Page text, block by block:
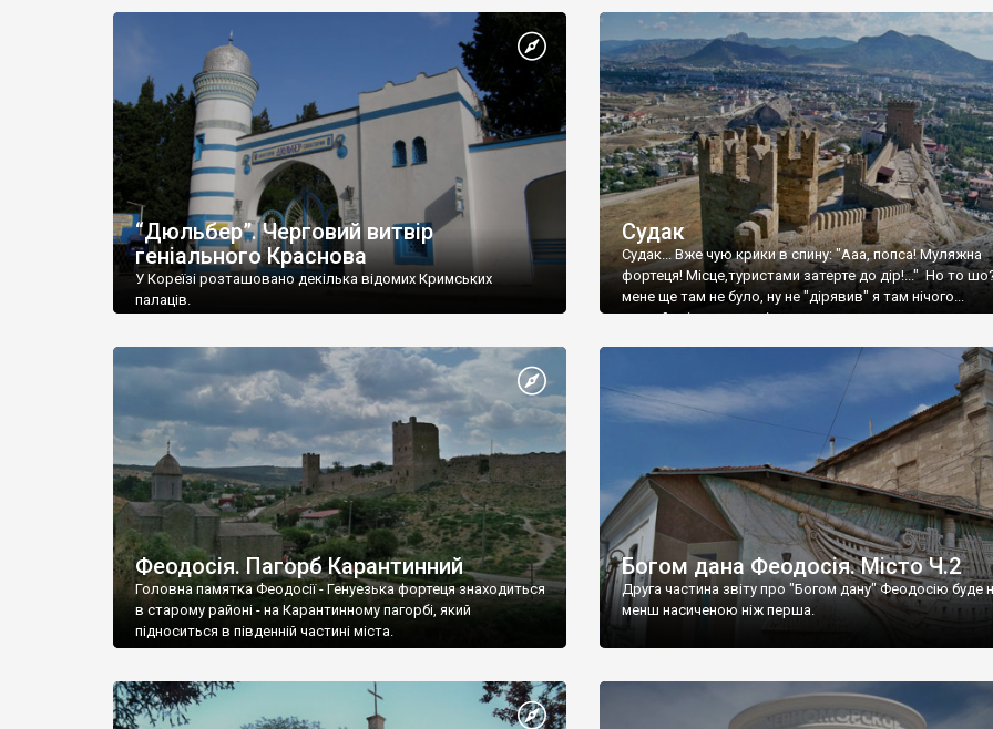
“Дюльбер”. Черговий витвір
геніального Краснова
У Кореїзі розташовано декілька відомих Кримських
палаців.
Судак
Судак... Вже чую крики в спину: "Ааа, попса! Муляжна
фортеця! Місце,туристами затерте до дір!..." Но то
мене ще там не було, ну не "дірявив" я там нічого...
принаймні до цього літа.
Феодосія. Пагорб Карантинний
Головна памятка Феодосії - Генуезька фортеця знаходиться
в старому районі - на Карантинному пагорбі, який
підноситься в південній частині міста.
Богом дана Феодосія. Місто Ч.2
Друга частина звіту про "Богом дану" Феодосію буде
менш насиченою ніж перша.